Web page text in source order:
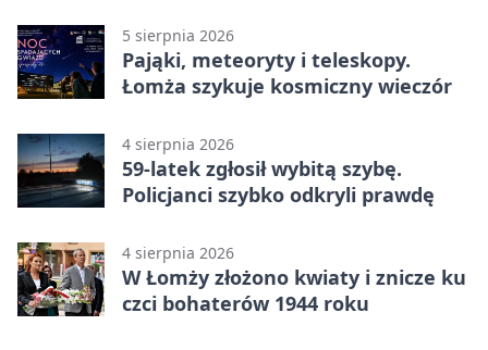
5 sierpnia 2026
Pająki, meteoryty i teleskopy.
Łomża szykuje kosmiczny wieczór
4 sierpnia 2026
59-latek zgłosił wybitą szybę.
Policjanci szybko odkryli prawdę
4 sierpnia 2026
W Łomży złożono kwiaty i znicze ku
czci bohaterów 1944 roku